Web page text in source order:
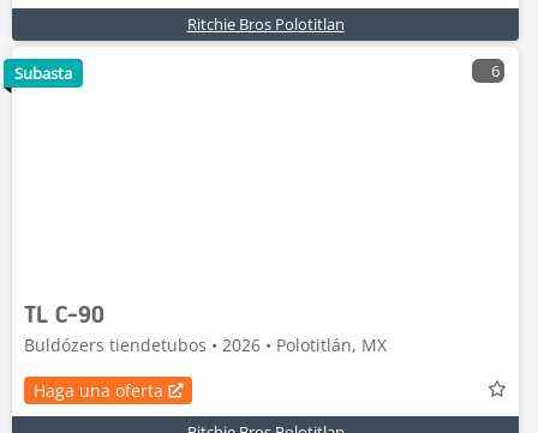
Ritchie Bros Polotitlan
6
TL C-90
Buldózers tiendetubos • 2026 • Polotitlán, MX
Haga una oferta
Subasta